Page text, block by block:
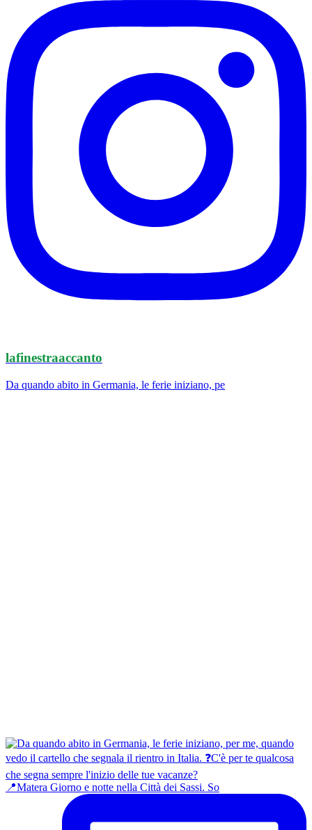
lafinestraaccanto
Da quando abito in Germania, le ferie iniziano, pe
📍Matera Giorno e notte nella Città dei Sassi. So